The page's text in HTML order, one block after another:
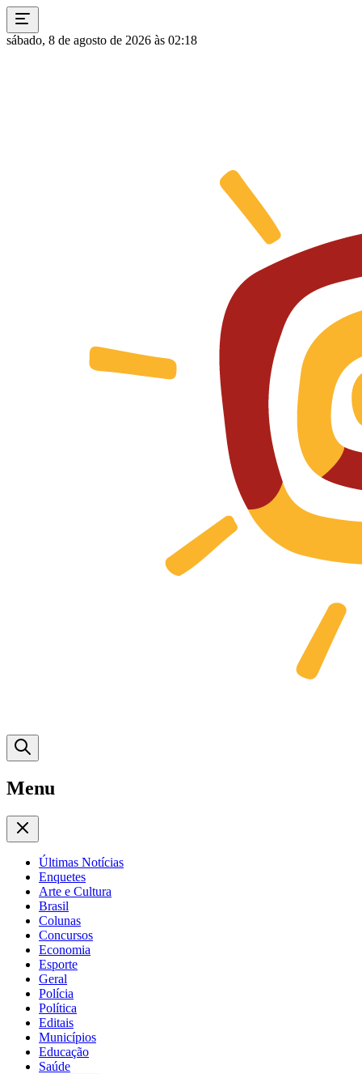
sábado, 8 de agosto de 2026 às 02:18
Menu
Últimas Notícias
Enquetes
Arte e Cultura
Brasil
Colunas
Concursos
Economia
Esporte
Geral
Polícia
Política
Editais
Municípios
Educação
Saúde